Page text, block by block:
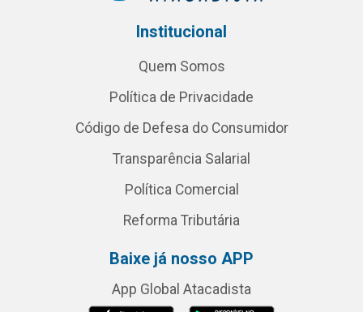
Institucional
Quem Somos
Política de Privacidade
Código de Defesa do Consumidor
Transparência Salarial
Política Comercial
Reforma Tributária
Baixe já nosso APP
App Global Atacadista